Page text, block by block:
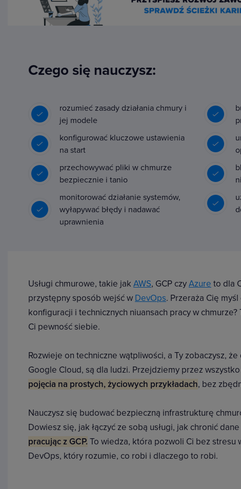
Czego się nauczysz:
rozumieć zasady działania chmury i
jej modele
konfigurować kluczowe ustawienia
na start
przechowywać pliki w chmurze
bezpiecznie i tanio
monitorować działanie systemów,
wyłapywać błędy i nadawać
uprawnienia
Usługi chmurowe, takie jak AWS, GCP czyAzure to dla
przystępny sposób wejść w DevOps. Przeraża Cię
konfiguracji i technicznych niuansach pracy w
Ci pewność siebie.
Rozwieje on techniczne wątpliwości, a Ty zobaczysz,
Google Cloud, są dla ludzi. Przejdziemy przez
pojęcia na prostych, życiowych przykładach, bez
Nauczysz się budować bezpieczną infrastrukturę
Dowiesz się, jak łączyć ze sobą usługi, jak chronić dane
pracując z GCP. To wiedza, która pozwoli Ci bez stresu
DevOps, który rozumie, co robi i dlaczego to robi.